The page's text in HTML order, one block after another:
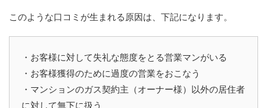
このような口コミが生まれる原因は、下記になります。
・お客様に対して失礼な態度をとる営業マンがいる
・お客様獲得のために過度の営業をおこなう
・マンションのガス契約主（オーナー様）以外の居住者
に対して無下に扱う